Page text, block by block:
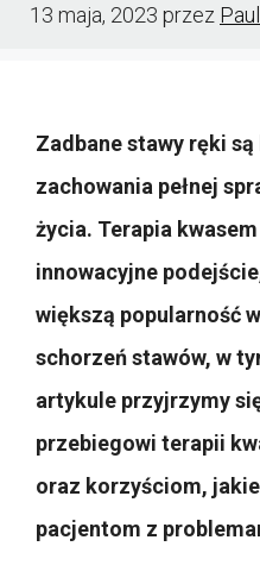
13 maja, 2023 przez
Zadbane stawy ręki
zachowania pełnej
życia. Terapia
innowacyjne
większą popularność
schorzeń stawów, w
artykule przyjrzymy
przebiegowi terapii
oraz korzyściom,
pacjentom z